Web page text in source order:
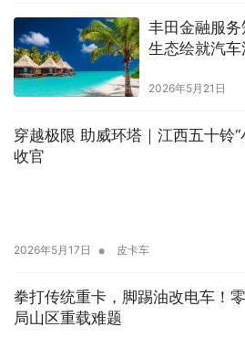
丰田金融服
生态绘就汽
2026年5月21日
穿越极限 助威环塔｜江西五十铃
收官
2026年5月17日 • 皮卡车
拳打传统重卡，脚踢油改电车！
局山区重载难题